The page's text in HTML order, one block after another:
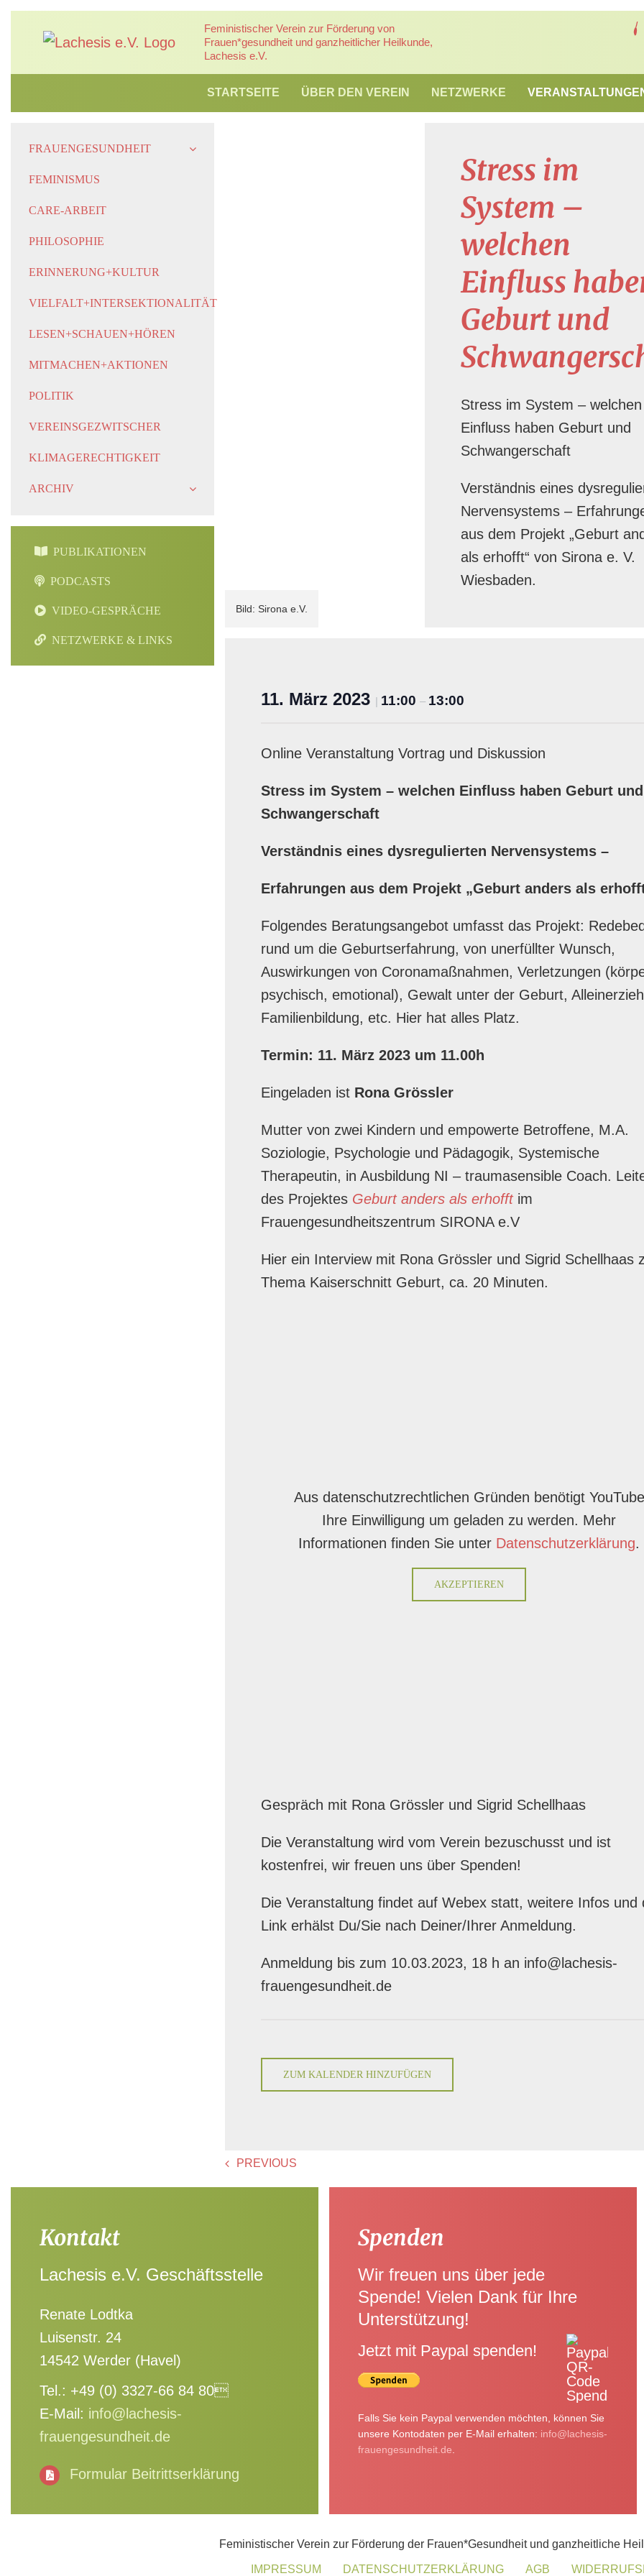
Zum
Feministischer Verein zur Förderung von
Frauen*gesundheit und ganzheitlicher Heilkunde,
Lachesis e.V.
STARTSEITE ÜBER DEN VEREIN NETZWERKE
FRAUENGESUNDHEIT
FEMINISMUS
CARE-ARBEIT
PHILOSOPHIE
ERINNERUNG+KULTUR
VIELFALT+INTERSEKTIONALITÄT
LESEN+SCHAUEN+HÖREN
MITMACHEN+AKTIONEN
POLITIK
VEREINSGEZWITSCHER
KLIMAGERECHTIGKEIT
ARCHIV
PUBLIKATIONEN
PODCASTS
VIDEO-GESPRÄCHE
NETZWERKE & LINKS
Sirona e.V.
Stress im
System –
welchen
Einfluss
Geburt und
Stress im System – welchen
Einfluss haben Geburt und
Schwangerschaft
Verständnis eines
Nervensystems –
aus dem Projekt „Geburt
als erhofft“ von Sirona e. V.
Wiesbaden.
11. März 2023 | 11:00 – 13:00
Online Veranstaltung Vortrag und Diskussion
Stress im System – welchen Einfluss haben Geburt und
Schwangerschaft
Verständnis eines dysregulierten Nervensystems –
Erfahrungen aus dem Projekt „Geburt anders als
Folgendes Beratungsangebot umfasst das Projekt:
rund um die Geburtserfahrung, von unerfüllter Wunsch,
Auswirkungen von Coronamaßnahmen, Verletzungen
psychisch, emotional), Gewalt unter der Geburt,
Familienbildung, etc. Hier hat alles Platz.
Termin: 11. März 2023 um 11.00h
Eingeladen ist Rona Grössler
Mutter von zwei Kindern und empowerte Betroffene, M.A.
Soziologie, Psychologie und Pädagogik, Systemische
Therapeutin, in Ausbildung NI – traumasensible Coach.
des Projektes Geburt anders als erhofftim
Frauengesundheitszentrum SIRONA e.V
Hier ein Interview mit Rona Grössler und Sigrid Schellhaas
Thema Kaiserschnitt Geburt, ca. 20 Minuten.
Aus datenschutzrechtlichen Gründen benötigt YouTube
Ihre Einwilligung um geladen zu werden. Mehr
Informationen finden Sie unter Datenschutzerklärung.
AKZEPTIEREN
Gespräch mit Rona Grössler und Sigrid Schellhaas
Die Veranstaltung wird vom Verein bezuschusst und ist
kostenfrei, wir freuen uns über Spenden!
Die Veranstaltung findet auf Webex statt, weitere Infos und
Link erhälst Du/Sie nach Deiner/Ihrer Anmeldung.
Anmeldung bis zum 10.03.2023, 18 h an info@lachesis-
frauengesundheit.de
ZUM KALENDER HINZUFÜGEN
PREVIOUS
Kontakt
Lachesis e.V. Geschäftsstelle
Renate Lodtka
Luisenstr. 24
14542 Werder (Havel)
Tel.: +49 (0) 3327-66 84 80
E-Mail: info@lachesis-
frauengesundheit.de
Formular Beitrittserklärung
Spenden
Wir freuen uns über jede
Spende! Vielen Dank für Ihre
Unterstützung!
Jetzt mit Paypal spenden!
Falls Sie kein Paypal verwenden möchten, können Sie
unsere Kontodaten per E-Mail erhalten: info@lachesis-
frauengesundheit.de
Feministischer Verein zur Förderung der Frauen*Gesundheit und ganzheitliche
IMPRESSUM DATENSCHUTZERKLÄRUNG AGB